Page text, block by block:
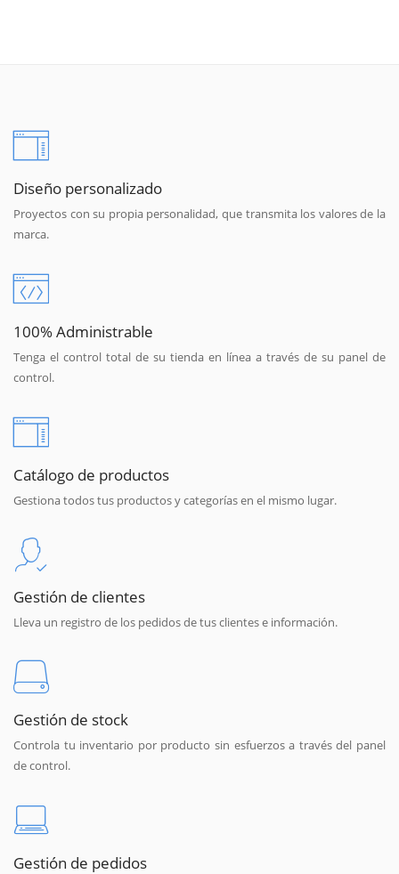
Diseño personalizado
Proyectos con su propia personalidad, que transmita los valores de la
marca.
100% Administrable
Tenga el control total de su tienda en línea a través de su panel de
control.
Catálogo de productos
Gestiona todos tus productos y categorías en el mismo lugar.
Gestión de clientes
Lleva un registro de los pedidos de tus clientes e información.
Gestión de stock
Controla tu inventario por producto sin esfuerzos a través del panel
de control.
Gestión de pedidos